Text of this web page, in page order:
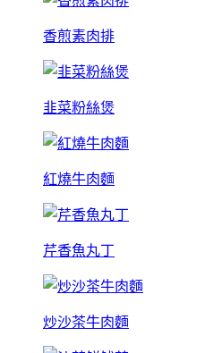
香煎素肉排
韭菜粉絲煲
紅燒牛肉麵
芹香魚丸丁
炒沙茶牛肉麵